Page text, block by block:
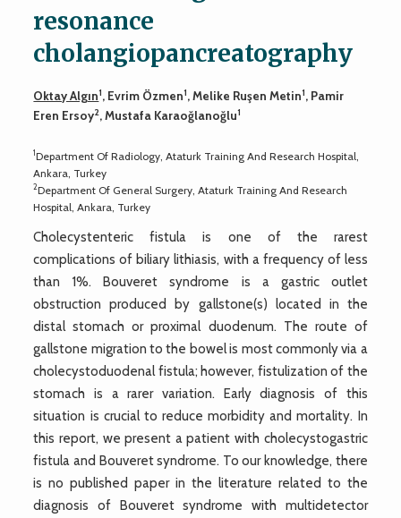
resonance
cholangiopancreatography
Oktay Algın1, Evrim Özmen1, Melike Ruşen Metin1, Pamir
Eren Ersoy2, Mustafa Karaoğlanoğlu1
1Department Of Radiology, Ataturk Training And Research Hospital,
Ankara, Turkey
2Department Of General Surgery, Ataturk Training And Research
Hospital, Ankara, Turkey
Cholecystenteric fistula is one of the rarest
complications of biliary lithiasis, with a frequency of less
than 1%. Bouveret syndrome is a gastric outlet
obstruction produced by gallstone(s) located in the
distal stomach or proximal duodenum. The route of
gallstone migration to the bowel is most commonly via a
cholecystoduodenal fistula; however, fistulization of the
stomach is a rarer variation. Early diagnosis of this
situation is crucial to reduce morbidity and mortality. In
this report, we present a patient with cholecystogastric
fistula and Bouveret syndrome. To our knowledge, there
is no published paper in the literature related to the
diagnosis of Bouveret syndrome with multidetector